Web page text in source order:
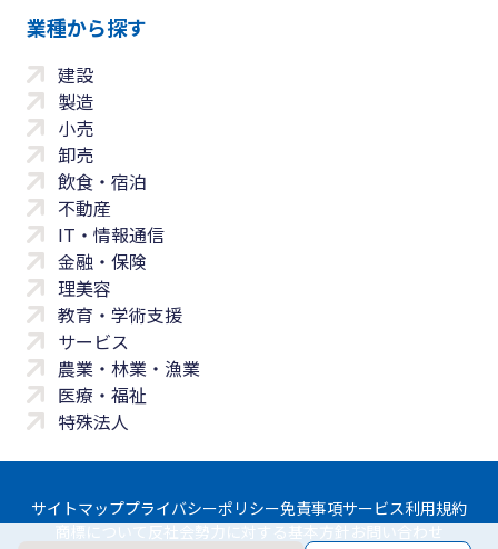
業種から探す
建設
製造
小売
卸売
飲食・宿泊
不動産
IT・情報通信
金融・保険
理美容
教育・学術支援
サービス
農業・林業・漁業
医療・福祉
特殊法人
サイトマッププライバシーポリシー免責事項サービス利用規約
商標について反社会勢力に対する基本方針お問い合わせ